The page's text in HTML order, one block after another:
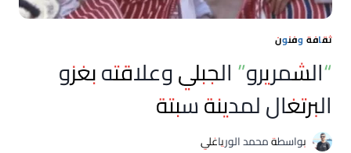
ثقافة وفنون
“الشمريرو” الجبلي وعلاقته بغزو
البرتغال لمدينة سبتة
بواسطةمحمد الورياغلي